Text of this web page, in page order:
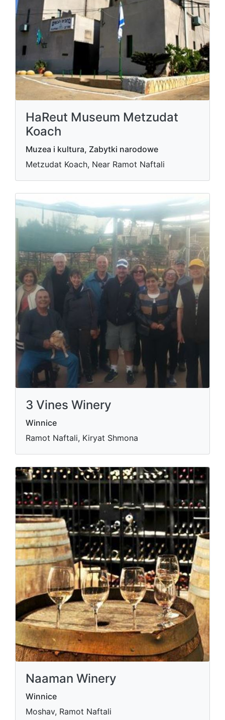
HaReut Museum Metzudat
Koach
Muzea i kultura, Zabytki narodowe
Metzudat Koach, Near Ramot Naftali
3 Vines Winery
Winnice
Ramot Naftali, Kiryat Shmona
Naaman Winery
Winnice
Moshav, Ramot Naftali